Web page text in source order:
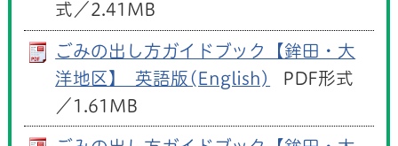
式／2.41MB
ごみの出し方ガイドブック【鉾田・大
洋地区】_英語版(English)
PDF形式
／1.61MB